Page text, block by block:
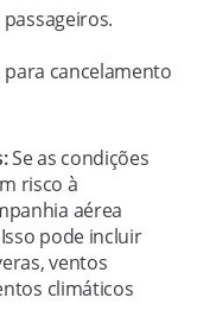
cancelamento
Se as condições
risco à
aérea
pode incluir
ventos
climáticos